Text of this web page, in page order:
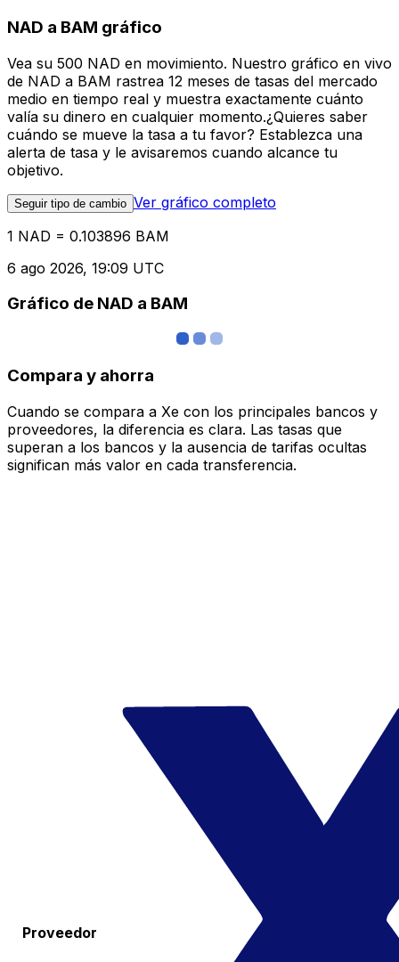
NAD a BAM gráfico
Vea su 500 NAD en movimiento. Nuestro gráfico en vivo
de NAD a BAM rastrea 12 meses de tasas del mercado
medio en tiempo real y muestra exactamente cuánto
valía su dinero en cualquier momento.¿Quieres saber
cuándo se mueve la tasa a tu favor? Establezca una
alerta de tasa y le avisaremos cuando alcance tu
objetivo.
Seguir tipo de cambio Ver gráfico completo
1 NAD = 0.103896 BAM
6 ago 2026, 19:09 UTC
Gráfico de NAD a BAM
Compara y ahorra
Cuando se compara a Xe con los principales bancos y
proveedores, la diferencia es clara. Las tasas que
superan a los bancos y la ausencia de tarifas ocultas
significan más valor en cada transferencia.
Proveedor